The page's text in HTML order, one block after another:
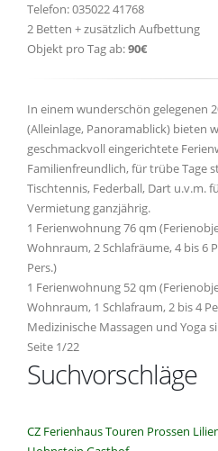
Telefon: 035022 41768
2 Betten + zusätzlich Aufbettung
Objekt pro Tag ab:90€
In einem wunderschön gelegenen
(Alleinlage, Panoramablick) bieten
geschmackvoll eingerichtete
Familienfreundlich, für trübe Tage
Tischtennis, Federball, Dart u.v.m.
Vermietung ganzjährig.
1 Ferienwohnung 76 qm
Wohnraum, 2 Schlafräume, 4 bis 6
Pers.)
1 Ferienwohnung 52 qm
Wohnraum, 1 Schlafraum, 2 bis 4
Medizinische Massagen und Yoga
Seite 1/22
Suchvorschläge
CZ FerienhausTouren Prossen